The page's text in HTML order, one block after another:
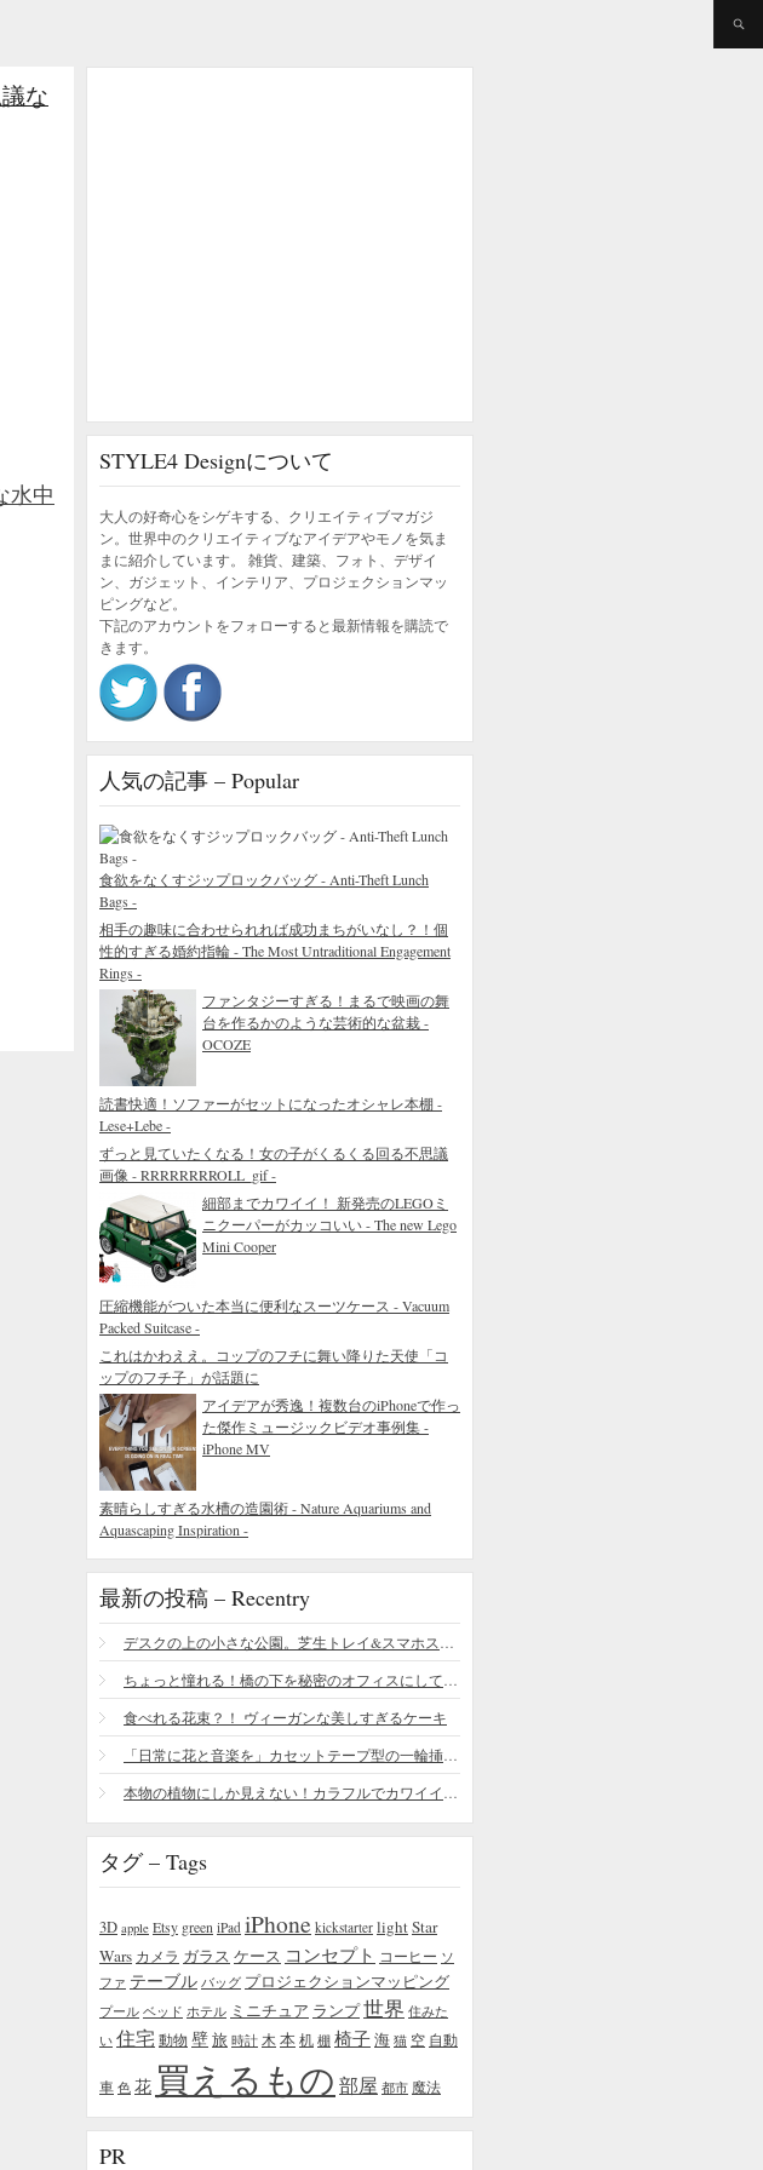
な
水中
STYLE4 Designについて
大人の好奇心をシゲキする、クリエイティブマガジ
ン。世界中のクリエイティブなアイデアやモノを気ま
まに紹介しています。 雑貨、建築、フォト、デザイ
ン、ガジェット、インテリア、プロジェクションマッ
ピングなど。
下記のアカウントをフォローすると最新情報を購読で
きます。
人気の記事 – Popular
食欲をなくすジップロックバッグ - Anti-Theft Lunch
Bags -
相手の趣味に合わせられれば成功まちがいなし？！個
性的すぎる婚約指輪 - The Most Untraditional Engagement
Rings -
ファンタジーすぎる！まるで映画の舞
台を作るかのような芸術的な盆栽 -
OCOZE
読書快適！ソファーがセットになったオシャレ本棚 -
Lese+Lebe -
ずっと見ていたくなる！女の子がくるくる回る不思議
画像 - RRRRRRRROLL_gif -
細部までカワイイ！ 新発売のLEGOミ
ニクーパーがカッコいい - The new Lego
Mini Cooper
圧縮機能がついた本当に便利なスーツケース - Vacuum
Packed Suitcase -
これはかわええ。コップのフチに舞い降りた天使「コ
ップのフチ子」が話題に
アイデアが秀逸！複数台のiPhoneで作っ
た傑作ミュージックビデオ事例集 -
iPhone MV
素晴らしすぎる水槽の造園術 - Nature Aquariums and
Aquascaping Inspiration -
最新の投稿 – Recentry
食べれる花束？！ ヴィーガンな美しすぎるケーキ
タグ – Tags
3D apple Etsy green iPad iPhone kickstarter lightStar
Wars カメラ ガラス ケース コンセプト コーヒー ソ
ファ テーブル バッグ プロジェクションマッピング
プール ベッド ホテル ミニチュア ランプ世界 住みた
い 住宅 動物 壁旅 時計 木 本机 棚 椅子海 猫 空 自動
車 色 花 買えるもの 部屋 都市 魔法
PR